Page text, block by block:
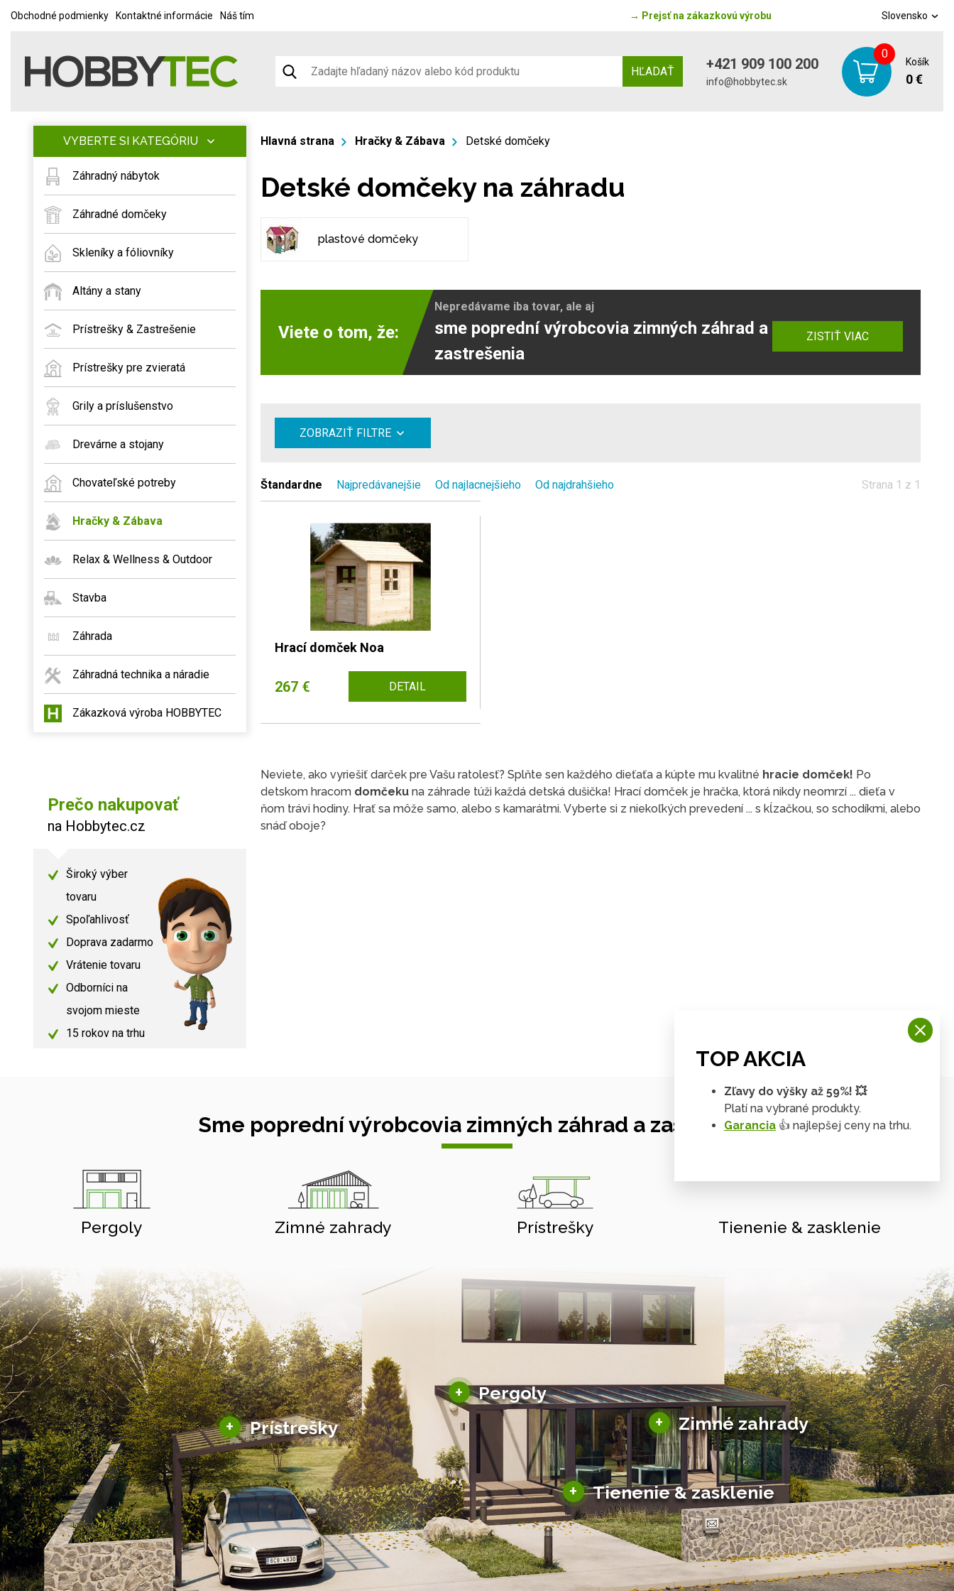
Obchodné podmienky Kontaktné informácie Náš tím → Prejsť na zákazkovú výrobu Slovensko
HĽADAŤ +421 909 100 200
info@hobbytec.sk
0
Košík
0 €
VYBERTE SI KATEGÓRIU
Záhradný nábytok
Záhradné domčeky
Skleníky a fóliovníky
Altány a stany
Prístrešky & Zastrešenie
Prístrešky pre zvieratá
Grily a príslušenstvo
Drevárne a stojany
Chovateľské potreby
Hračky & Zábava
Relax & Wellness & Outdoor
Stavba
Záhrada
Záhradná technika a náradie
Zákazková výroba HOBBYTEC
Prečo nakupovať
na Hobbytec.cz
Široký výber
tovaru
Spoľahlivosť
Doprava zadarmo
Vrátenie tovaru
Odborníci na
svojom mieste
15 rokov na trhu
Hlavná strana Hračky & Zábava Detské domčeky
Detské domčeky na záhradu
plastové domčeky
Viete o tom, že:
Nepredávame iba tovar, ale aj
sme poprední výrobcovia zimných záhrad a
zastrešenia
ZISTIŤ VIAC
ZOBRAZIŤ FILTRE
Štandardne Najpredávanejšie Od najlacnejšieho Od najdrahšieho Strana 1 z 1
Hrací domček Noa
267 € DETAIL
Neviete, ako vyriešiť darček pre Vašu ratolesť? Splňte sen každého dieťaťa a kúpte mu kvalitné hracie domček! Po
detskom hracom domčeku na záhrade túži každá detská dušička! Hrací domček je hračka, ktorá nikdy neomrzí ... dieťa v
ňom trávi hodiny. Hrať sa môže samo, alebo s kamarátmi. Vyberte si z niekoľkých prevedení ... s kĺzačkou, so schodíkmi, alebo
snáď oboje?
Sme poprední výrobcovia zimných záhrad a zastrešení
Pergoly Zimné zahrady Prístrešky Tienenie & zasklenie
+ Pergoly
Hliníkové pergoly
Bioklimatické pergoly
Altány a zastrešenie
Solárne pergoly
+ Zimné zahrady
Sezónne zimné záhrady
Hliníkové zimné záhrady
Posuvné zimné záhrady
Solárne zimné záhrady
+ Prístrešky
Hliníkové prístrešky
Solárne prístrešky pre auto
+ Tienenie & zasklenie
Tienenie
Zasklenie
TOP AKCIA
Zľavy do výšky až 59%! 💥
Platí na vybrané produkty.
Garancia 👍 najlepšej ceny na trhu.